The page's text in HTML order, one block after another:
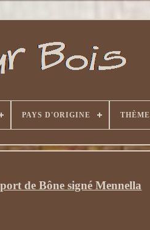
PAYS D'ORIGINE THÈME
de Bône signé Mennella